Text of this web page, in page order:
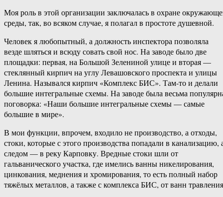
Моя роль в этой организации заключалась в охране
среды, так, во всяком случае, я полагал в простоте душевной.
Человек я любопытный, а должность инспектора позволяла
везде шляться и всюду совать свой нос. На заводе было две
площадки: первая, на Большой Зелениной улице и вторая —
стеклянный кирпич на углу Левашовского проспекта и улицы
Ленина. Назывался кирпич «Комплекс БИС». Там-то и делали
большие интегральные схемы. На заводе была весьма
поговорка: «Наши большие интегральные схемы — самые
большие в мире».
В мои функции, впрочем, входило не производство, а отходы,
стоки, которые с этого производства попадали в канализацию,
следом — в реку Карповку. Вредные стоки шли от
гальванического участка, где имелись ванны никелирования,
цинкования, меднения и хромирования, то есть полный набор
тяжёлых металлов, а также с комплекса БИС, от ванн